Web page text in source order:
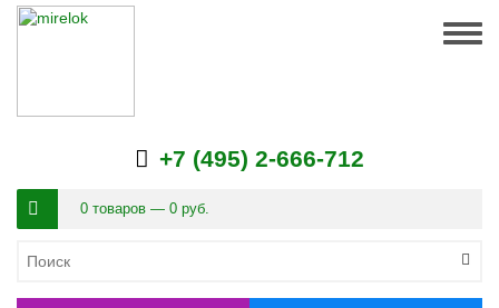
+7 (495) 2-666-712
0 товаров — 0 руб.